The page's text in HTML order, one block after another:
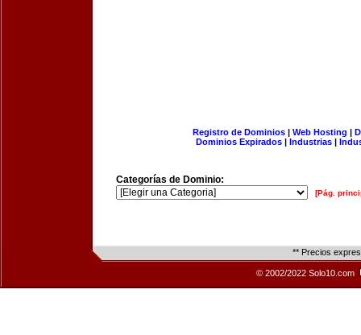
Registro de Dominios| Web Hosting |
Dominios Expirados | Industrias |
Categorías de Dominio:
[Pág.
** Precios
© 2002/2022 Solo10.com